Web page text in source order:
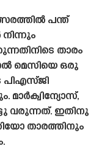
പന്ത്
താരം
മെസിയെ ഒരു
പിഎസ്‌ജി
മാർക്വിന്യോസ്,
വരുന്നത്. ഇതിനു
താരത്തിനും